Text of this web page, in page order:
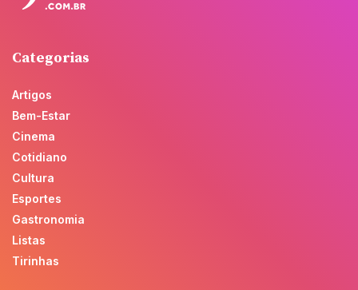
Categorias
Artigos
Bem-Estar
Cinema
Cotidiano
Cultura
Esportes
Gastronomia
Listas
Tirinhas